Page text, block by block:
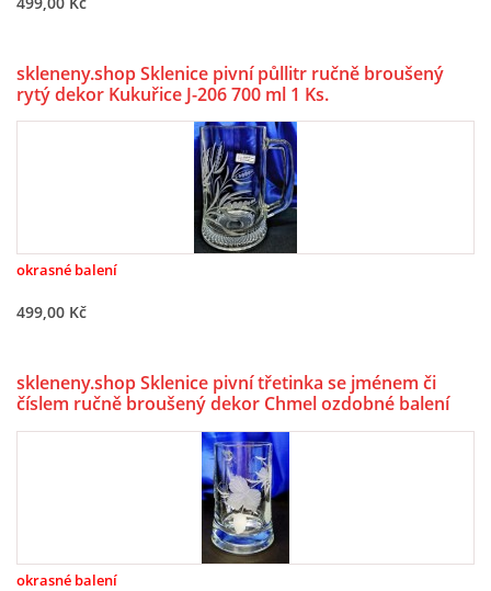
skleneny.shop Sklenice pivní půllitr ručně broušený
rytý dekor Kukuřice J-206 700 ml 1 Ks.
okrasné balení
499,00 Kč
skleneny.shop Sklenice pivní třetinka se jménem či
číslem ručně broušený dekor Chmel ozdobné balení
okrasné balení